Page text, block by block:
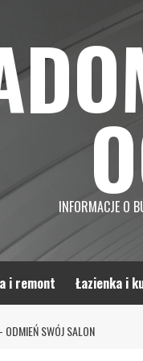
INFORMACJE O
i remont Łazienka i
SWÓJ SALON